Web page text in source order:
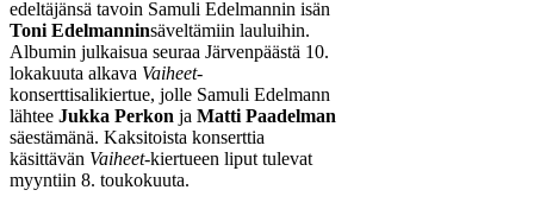
edeltäjänsä tavoin Samuli Edelmannin isän
Toni Edelmanninsäveltämiin lauluihin.
Albumin julkaisua seuraa Järvenpäästä 10.
lokakuuta alkava Vaiheet-
konserttisalikiertue, jolle Samuli Edelmann
lähtee Jukka Perkon ja Matti Paadelman
säestämänä. Kaksitoista konserttia
käsittävän Vaiheet-kiertueen liput tulevat
myyntiin 8. toukokuuta.